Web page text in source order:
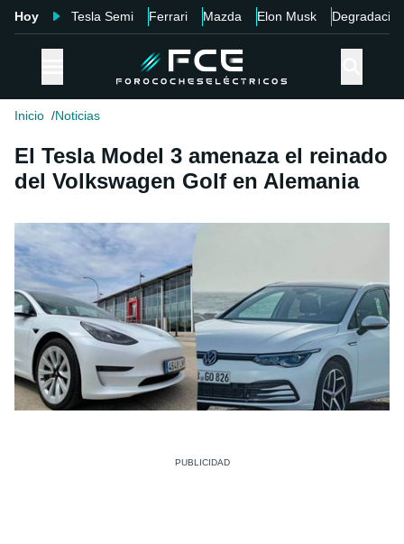
Hoy Tesla Semi Ferrari Mazda Elon Musk Degradación
Inicio Noticias
El Tesla Model 3 amenaza el reinado
del Volkswagen Golf en Alemania